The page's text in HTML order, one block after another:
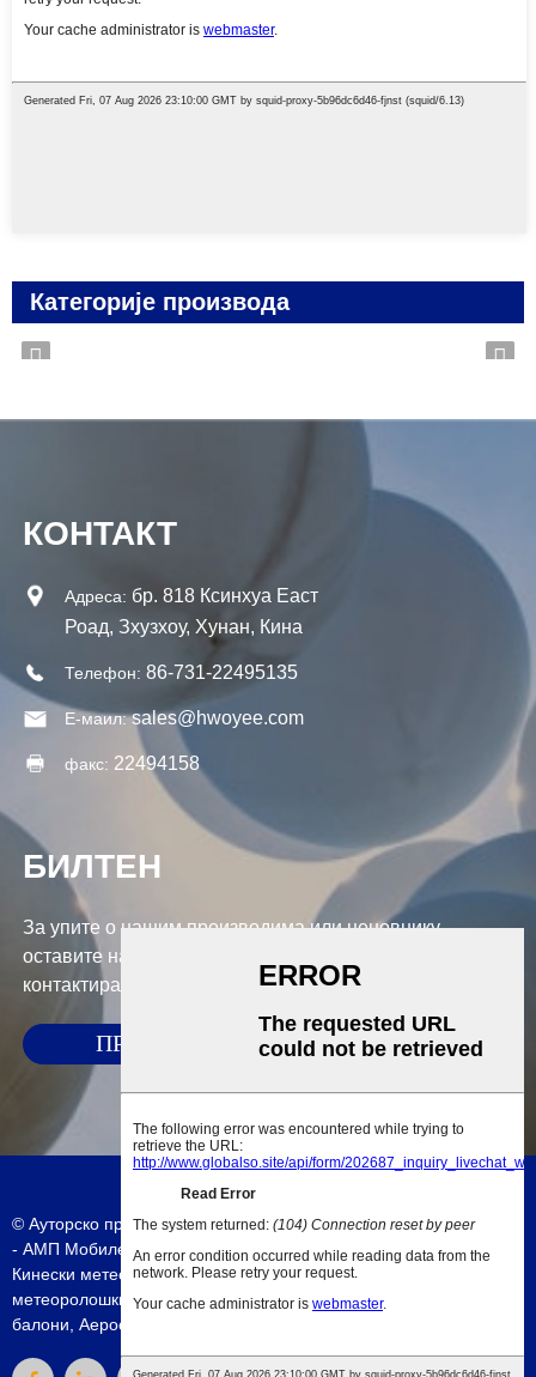
Категорије производа
КОНТАКТ
Адреса: бр. 818 Ксинхуа Еаст
Роад, Зхузхоу, Хунан, Кина
Телефон: 86-731-22495135
Е-маил: sales@hwoyee.com
факс: 22494158
БИЛТЕН
За упите о нашим производима или ценовнику,
оставите нам своју е-пошту и ми ћемо вас
контактирати у року од 24 сата.
ПРИХВАТИ
© Ауторско право - 2010-2023 : Сва права задржана. Мапа сајта
- АМП Мобиле
Кинески метеоролошки балон,600г метеоролошки балон
метеоролошки балон,Велики балон,Кина метеоролошки
балони Аеростар метеоролошки балон